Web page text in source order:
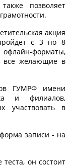
позволяет
акция
с 3 по 8
форматы,
все желающие в
ГУМРФ имени
и филиалов,
участвовать в
записи - на
он состоит